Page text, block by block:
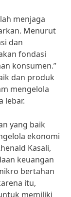
menjaga
Menurut
dan
fondasi
konsumen.”
dan produk
mengelola
lebar.
yang baik
ekonomi
Kasali,
keuangan
bertahan
itu,
memiliki